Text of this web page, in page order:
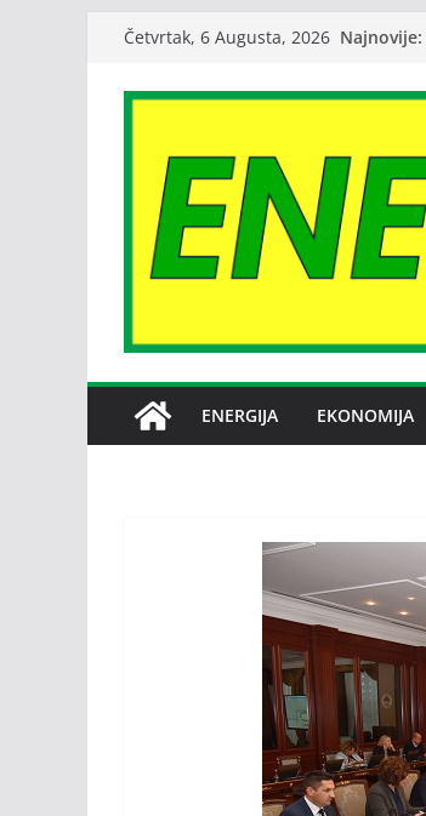
content
Četvrtak, 6 Augusta, 2026 Najnovije:
ENERGIJA EKONOMIJA